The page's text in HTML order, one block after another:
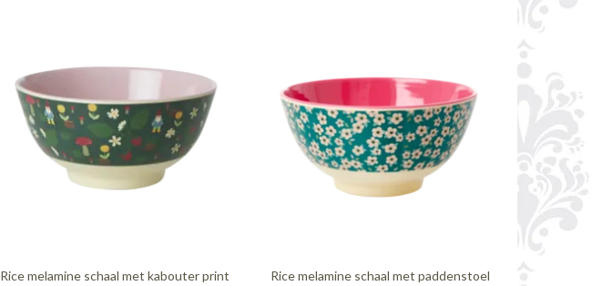
Rice melamine schaal met kabouter print
Rice melamine schaal met paddenstoel